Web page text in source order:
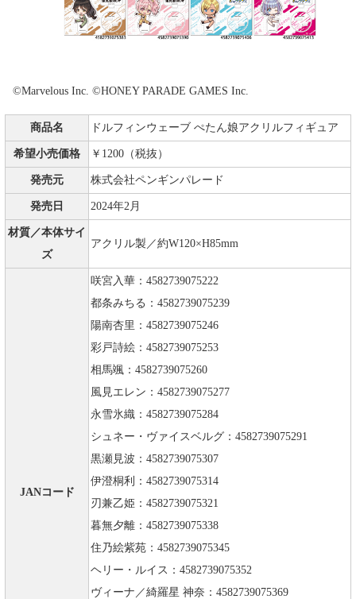
©Marvelous Inc. ©HONEY PARADE GAMES Inc.
商品名 ドルフィンウェーブ ぺたん娘アクリルフィギュア
希望小売価格 ￥1200（税抜）
発売元 株式会社ペンギンパレード
発売日 2024年2月
材質／本体サイ
ズ
アクリル製／約W120×H85mm
JANコード
咲宮入華：4582739075222
都条みちる：4582739075239
陽南杏里：4582739075246
彩戸詩絵：4582739075253
相馬颯：4582739075260
風見エレン：4582739075277
永雪氷織：4582739075284
シュネー・ヴァイスベルグ：4582739075291
黒瀬見波：4582739075307
伊澄桐利：4582739075314
刃兼乙姫：4582739075321
暮無夕離：4582739075338
住乃絵紫苑：4582739075345
ヘリー・ルイス：4582739075352
ヴィーナ／綺羅星 神奈：4582739075369